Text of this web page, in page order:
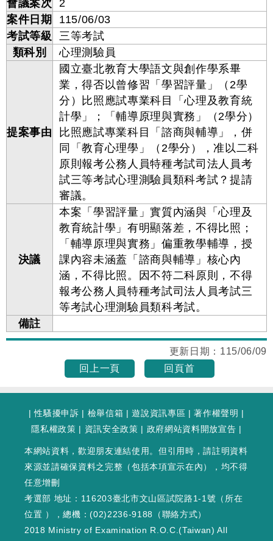
會議案次
2
案件日期
115/06/03
考試等級
三等考試
類科別
心理測驗員
提案事由
國立臺北教育大學語文與創作學系畢
業，得否以曾修習「學習評量」（2學
分）比照應試專業科目「心理及教育統
計學」；「輔導原理與實務」（2學分）
比照應試專業科目「諮商與輔導」，併
同「教育心理學」（2學分），准以二科
原則報考公務人員特種考試司法人員考
試三等考試心理測驗員類科考試？提請
審議。
決議
本案「學習評量」實質內涵與「心理及
教育統計學」有明顯落差，不得比照；
「輔導原理與實務」偏重教學輔導，授
課內容未涵蓋「諮商與輔導」核心內
涵，不得比照。因不符二科原則，不得
報考公務人員特種考試司法人員考試三
等考試心理測驗員類科考試。
備註
更新日期： 115/06/09
回上一頁
回頁首
|性騷擾申訴 | 檢舉信箱 |遊說資訊專區 |著作權聲明 |
隱私權政策 | 資訊安全政策 | 政府網站資料開放宣告 |
本網站資料，歡迎朋友連結使用。但引用時，請註明資料
來源並請確保資料之完整（包括本項宣示在內），均不得
任意增刪
考選部 地址：116203臺北市文山區試院路1-1號（ 所在
位置 ），總機：(02)2236-9188（聯絡方式）
2018 Ministry of Examination R.O.C.(Taiwan) All